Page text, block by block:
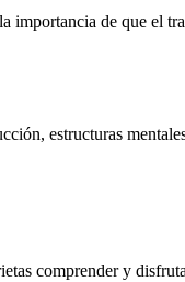
de que el
estructuras
comprender y